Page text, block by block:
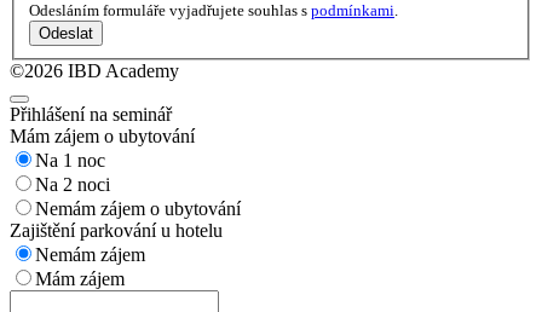
Odesláním formuláře vyjadřujete souhlas s podmínkami.
Odeslat
©2026 IBD Academy
Přihlášení na seminář
Mám zájem o ubytování
Na 1 noc
Na 2 noci
Nemám zájem o ubytování
Zajištění parkování u hotelu
Nemám zájem
Mám zájem